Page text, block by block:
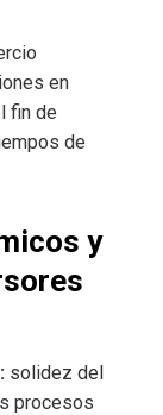
en
fin de
de
y
solidez del
procesos